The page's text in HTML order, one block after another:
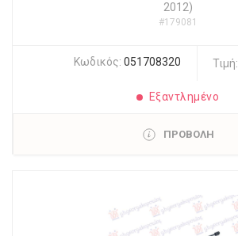
2012)
#179081
Κωδικός: 051708320 Τιμή:
Εξαντλημένο
ΠΡΟΒΟΛΗ